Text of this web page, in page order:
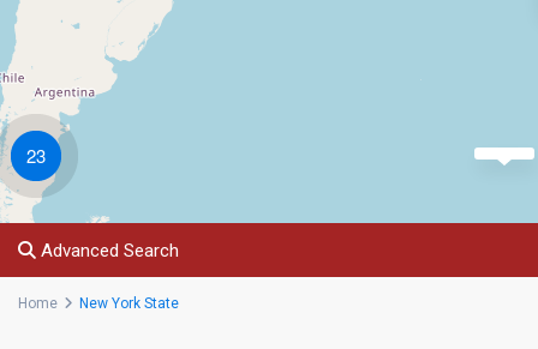
23
Advanced Search
Home New York State